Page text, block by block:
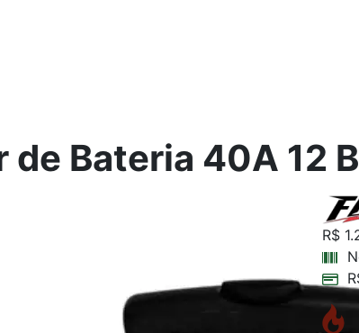
de Bateria 40A 12
R$